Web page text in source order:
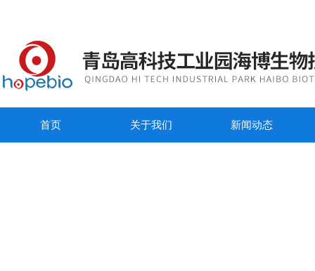
首页 关于我们 新闻动态